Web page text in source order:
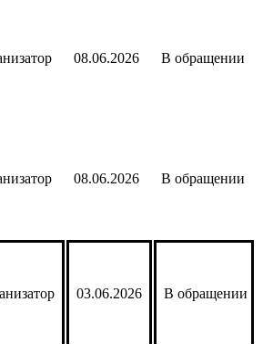
08.06.2026 В обращении
08.06.2026 В обращении
03.06.2026 В обращении